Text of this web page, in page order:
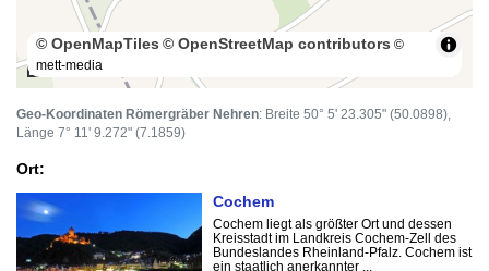
100 m
© OpenMapTiles © OpenStreetMap contributors ©
mett-media
Geo-Koordinaten Römergräber Nehren: Breite 50° 5' 23.305" (50.0898),
Länge 7° 11' 9.272" (7.1859)
Ort:
Cochem
Cochem liegt als größter Ort und dessen
Kreisstadt im Landkreis Cochem-Zell des
Bundeslandes Rheinland-Pfalz. Cochem ist
ein staatlich anerkannter ...